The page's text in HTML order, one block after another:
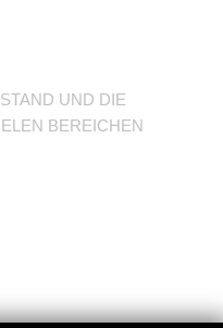
UND DIE
BEREICHEN